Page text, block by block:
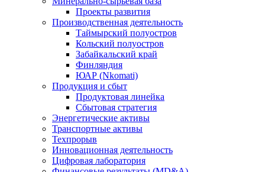
Проекты развития
Производственная деятельность
Таймырский полуостров
Кольский полуостров
Забайкальский край
Финляндия
ЮАР (Nkomati)
Продукция и сбыт
Продуктовая линейка
Сбытовая стратегия
Энергетические активы
Транспортные активы
Техпрорыв
Инновационная деятельность
Цифровая лаборатория